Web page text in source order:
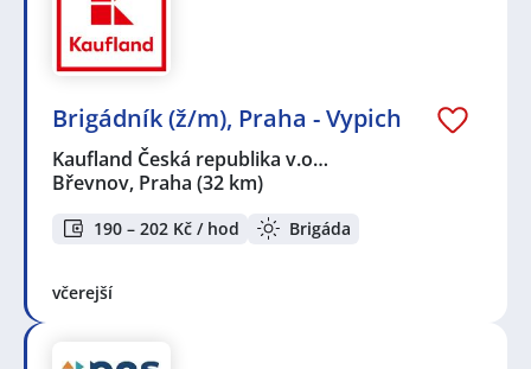
Brigádník (ž/m), Praha - Vypich
Kaufland Česká republika v.o…
Břevnov, Praha (32 km)
190 – 202 Kč / hod Brigáda
včerejší